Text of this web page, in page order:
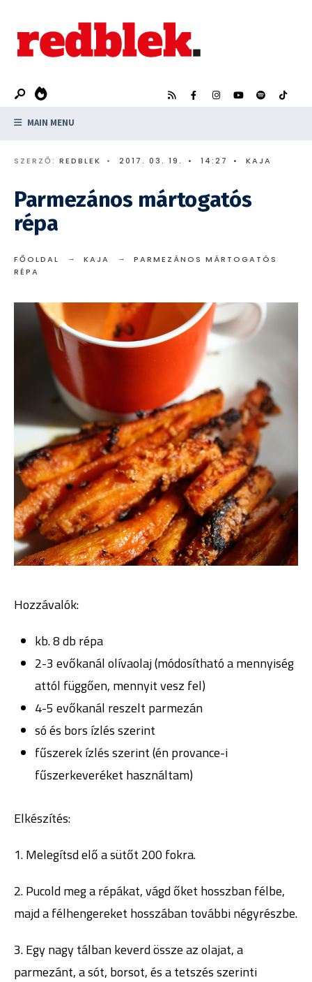
content
MAIN MENU
SZERZŐ: REDBLEK • 2017. 03. 19. • 14:27 • KAJA
Parmezános mártogatós
répa
FŐOLDAL KAJA
PARMEZÁNOS MÁRTOGATÓS
RÉPA
Hozzávalók:
kb. 8 db répa
2-3 evőkanál olívaolaj (módosítható a mennyiség
attól függően, mennyit vesz fel)
4-5 evőkanál reszelt parmezán
só és bors ízlés szerint
fűszerek ízlés szerint (én provance-i
fűszerkeveréket használtam)
Elkészítés:
1. Melegítsd elő a sütőt 200 fokra.
2. Pucold meg a répákat, vágd őket hosszban félbe,
majd a félhengereket hosszában további négyrészbe.
3. Egy nagy tálban keverd össze az olajat, a
parmezánt, a sót, borsot, és a tetszés szerinti